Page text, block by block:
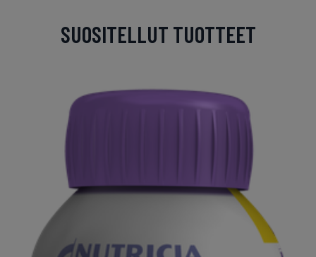
SUOSITELLUT TUOTTEET